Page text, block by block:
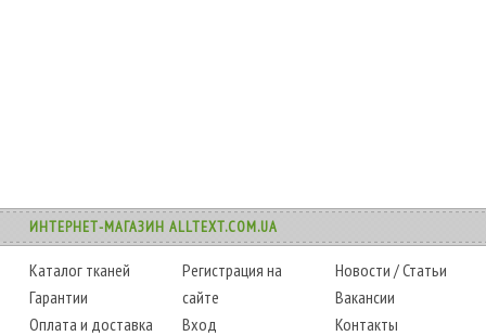
ИНТЕРНЕТ-МАГАЗИН ALLTEXT.COM.UA
Каталог тканей
Гарантии
Оплата и доставка
Регистрация на
сайте
Вход
Новости /Статьи
Вакансии
Контакты